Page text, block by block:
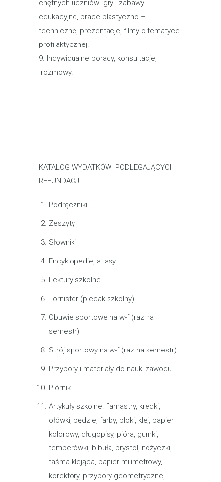
chętnych uczniów- gry i zabawy
edukacyjne, prace plastyczno –
techniczne, prezentacje, filmy o tematyce
profilaktycznej.
9. Indywidualne porady, konsultacje,
rozmowy.
KATALOG WYDATKÓW PODLEGAJĄCYCH
REFUNDACJI
Podręczniki
Zeszyty
Słowniki
Encyklopedie, atlasy
Lektury szkolne
Tornister (plecak szkolny)
Obuwie sportowe na w-f (raz na
semestr)
Strój sportowy na w-f (raz na semestr)
Przybory i materiały do nauki zawodu
Piórnik
Artykuły szkolne: flamastry, kredki,
ołówki, pędzle, farby, bloki, klej, papier
kolorowy, długopisy, pióra, gumki,
temperówki, bibuła, brystol, nożyczki,
taśma klejąca, papier milimetrowy,
korektory, przybory geometryczne,